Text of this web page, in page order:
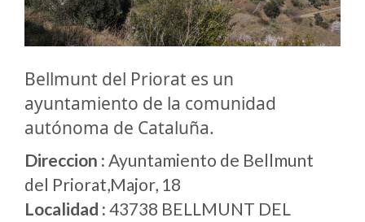
Bellmunt del Priorat es un
ayuntamiento de la comunidad
autónoma de Cataluña.
Direccion : Ayuntamiento de Bellmunt
del Priorat,Major, 18
Localidad : 43738 BELLMUNT DEL